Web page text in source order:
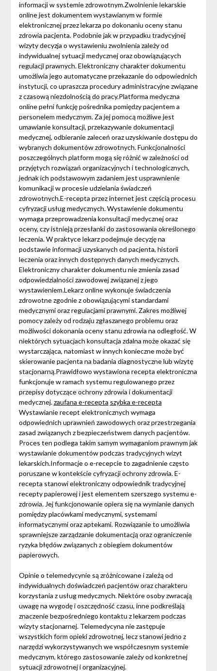
informacji w systemie zdrowotnym.Zwolnienie lekarskie
online jest dokumentem wystawianym w formie
elektronicznej przez lekarza po dokonaniu oceny stanu
zdrowia pacjenta. Podobnie jak w przypadku tradycyjnej
wizyty decyzja o wystawieniu zwolnienia zależy od
indywidualnej sytuacji medycznej oraz obowiązujących
regulacji prawnych. Elektroniczny charakter dokumentu
umożliwia jego automatyczne przekazanie do odpowiednich
instytucji, co upraszcza procedury administracyjne związane
z czasową niezdolnością do pracy.Platforma medyczna
online pełni funkcję pośrednika pomiędzy pacjentem a
personelem medycznym. Za jej pomocą możliwe jest
umawianie konsultacji, przekazywanie dokumentacji
medycznej, odbieranie zaleceń oraz uzyskiwanie dostępu do
wybranych dokumentów zdrowotnych. Funkcjonalności
poszczególnych platform mogą się różnić w zależności od
przyjętych rozwiązań organizacyjnych i technologicznych,
jednak ich podstawowym zadaniem jest usprawnienie
komunikacji w procesie udzielania świadczeń
zdrowotnych.E-recepta przez internet jest częścią procesu
cyfryzacji usług medycznych. Wystawienie dokumentu
wymaga przeprowadzenia konsultacji medycznej oraz
oceny, czy istnieją przesłanki do zastosowania określonego
leczenia. W praktyce lekarz podejmuje decyzję na
podstawie informacji uzyskanych od pacjenta, historii
leczenia oraz innych dostępnych danych medycznych.
Elektroniczny charakter dokumentu nie zmienia zasad
odpowiedzialności zawodowej związanej z jego
wystawieniem.Lekarz online wykonuje świadczenia
zdrowotne zgodnie z obowiązującymi standardami
medycznymi oraz regulacjami prawnymi. Zakres możliwej
pomocy zależy od rodzaju zgłaszanego problemu oraz
możliwości dokonania oceny stanu zdrowia na odległość. W
niektórych sytuacjach konsultacja zdalna może okazać się
wystarczająca, natomiast w innych konieczne może być
skierowanie pacjenta na badania diagnostyczne lub wizytę
stacjonarną.Prawidłowo wystawiona recepta elektroniczna
funkcjonuje w ramach systemu regulowanego przez
przepisy dotyczące ochrony zdrowia i dokumentacji
medycznej.zaufana e-recepta szybka e-recepta
Wystawianie recept elektronicznych wymaga
odpowiednich uprawnień zawodowych oraz przestrzegania
zasad związanych z bezpieczeństwem danych pacjentów.
Proces ten podlega takim samym wymaganiom prawnym jak
wystawianie dokumentów podczas tradycyjnych wizyt
lekarskich.Informacje o e-recepcie to zagadnienie często
poruszane w kontekście cyfryzacji ochrony zdrowia. E-
recepta stanowi elektroniczny odpowiednik tradycyjnej
recepty papierowej i jest elementem szerszego systemu e-
zdrowia. Jej funkcjonowanie opiera się na wymianie danych
pomiędzy placówkami medycznymi, systemami
informatycznymi oraz aptekami. Rozwiązanie to umożliwia
sprawniejsze zarządzanie dokumentacją oraz ograniczenie
ryzyka błędów związanych z obiegiem dokumentów
papierowych.
Opinie o telemedycynie są zróżnicowane i zależą od
indywidualnych doświadczeń pacjentów oraz charakteru
korzystania z usług medycznych. Niektóre osoby zwracają
uwagę na wygodę i oszczędność czasu, inne podkreślają
znaczenie bezpośredniego kontaktu z lekarzem podczas
wizyty stacjonarnej. Telemedycyna nie zastępuje
wszystkich form opieki zdrowotnej, lecz stanowi jedno z
narzędzi wykorzystywanych we współczesnym systemie
medycznym, którego zastosowanie zależy od konkretnej
sytuacji zdrowotnej i organizacyjnej.